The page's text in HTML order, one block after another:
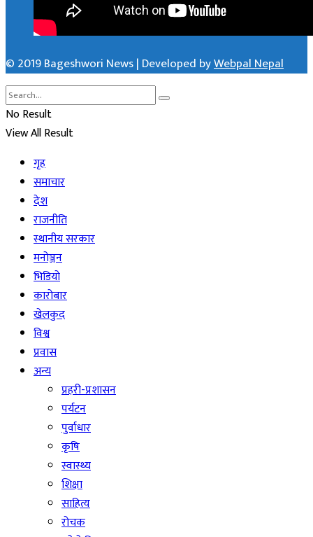
© 2019 Bageshwori News | Developed byWebpal Nepal
No Result
View All Result
गृह
समाचार
देश
राजनीति
स्थानीय सरकार
मनोञ्जन
भिडियो
कारोबार
खेलकुद
विश्व
प्रवास
अन्य
प्रहरी-प्रशासन
पर्यटन
पुर्वाधार
कृषि
स्वास्थ्य
शिक्षा
साहित्य
रोचक